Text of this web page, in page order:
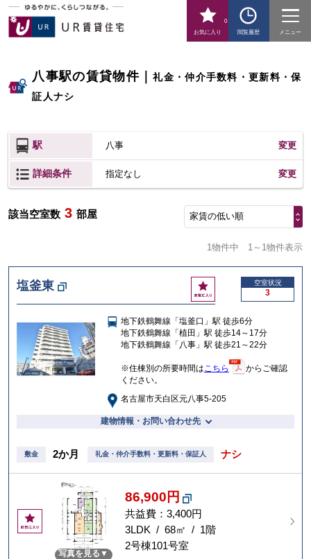
お気に入り
0
閲覧履歴
メニュー
八事駅の賃貸物件｜礼金・仲介手数料・更新料・保
証人ナシ
駅 八事 変更
詳細条件 指定なし 変更
該当空室数 3 部屋 家賃の低い順
1物件中 1～1物件表示
塩釜東
お
気
入
り
空室状況
3
地下鉄鶴舞線「塩釜口」駅 徒歩6分
地下鉄鶴舞線「植田」駅 徒歩14～17分
地下鉄鶴舞線「八事」駅 徒歩21～22分
※住棟別の所要時間はこちら
からご確認
ください。
名古屋市天白区元八事5-205
建物情報・お問い合わせ先
敷金 2か月 礼金・仲介手数料・更新料・保証人 ナシ
お
気
写真を見る
86,900円
共益費：3,400円
3LDK / 68㎡ / 1階
2号棟101号室